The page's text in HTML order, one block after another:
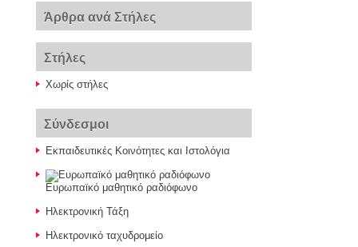
Άρθρα ανά Στήλες
Στήλες
Χωρίς στήλες
Σύνδεσμοι
Εκπαιδευτικές Κοινότητες και Ιστολόγια
Ευρωπαϊκό μαθητικό ραδιόφωνο
Ηλεκτρονική Τάξη
Ηλεκτρονικό ταχυδρομείο